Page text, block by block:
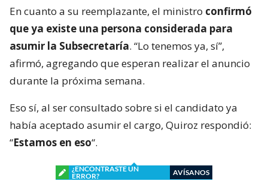
En cuanto a su reemplazante, el ministro confirmó
que ya existe una persona considerada para
asumir la Subsecretaría. “Lo tenemos ya, sí”,
afirmó, agregando que esperan realizar el anuncio
durante la próxima semana.
Eso sí, al ser consultado sobre si el candidato ya
había aceptado asumir el cargo, Quiroz respondió:
“Estamos en eso“.
¿ENCONTRASTE UN
ERROR?
AVÍSANOS